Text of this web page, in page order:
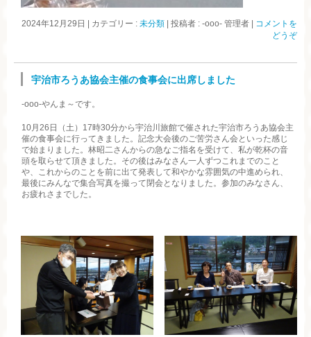
2024年12月29日 | カテゴリー : 未分類 | 投稿者 : -ooo- 管理者 | コメントを
どうぞ
宇治市ろうあ協会主催の食事会に出席しました
-ooo-やんま～です。
10月26日（土）17時30分から宇治川旅館で催された宇治市ろうあ協会主
催の食事会に行ってきました。記念大会後のご苦労さん会といった感じ
で始まりました。林昭二さんからの急なご指名を受けて、私が乾杯の音
頭を取らせて頂きました。その後はみなさん一人ずつこれまでのこと
や、これからのことを前に出て発表して和やかな雰囲気の中進められ、
最後にみんなで集合写真を撮って閉会となりました。参加のみなさん、
お疲れさまでした。